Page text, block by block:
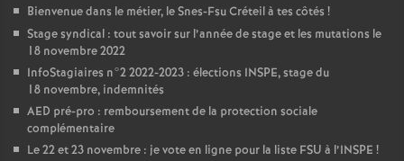
Bienvenue dans le métier, le Snes-Fsu Créteil à tes côtés !
Stage syndical : tout savoir sur l’année de stage et les mutations le
18 novembre 2022
InfoStagiaires n°2 2022-2023 : élections INSPE, stage du
18 novembre, indemnités
AED pré-pro : remboursement de la protection sociale
complémentaire
Le 22 et 23 novembre : je vote en ligne pour la liste FSU à l’INSPE !